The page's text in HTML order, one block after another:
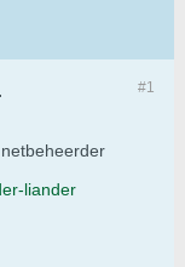
#1
liander